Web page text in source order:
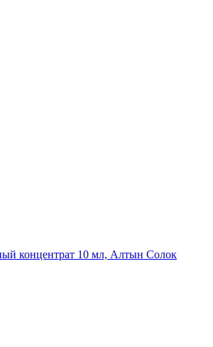
концентрат 10 мл, Алтын Солок